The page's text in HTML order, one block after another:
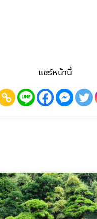
แชร์หน้านี้